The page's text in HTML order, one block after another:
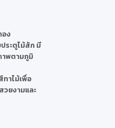
อง
ระตูไม้สัก มี
าพตามภูมิ
าไม้เพื่อ
ยงามและ